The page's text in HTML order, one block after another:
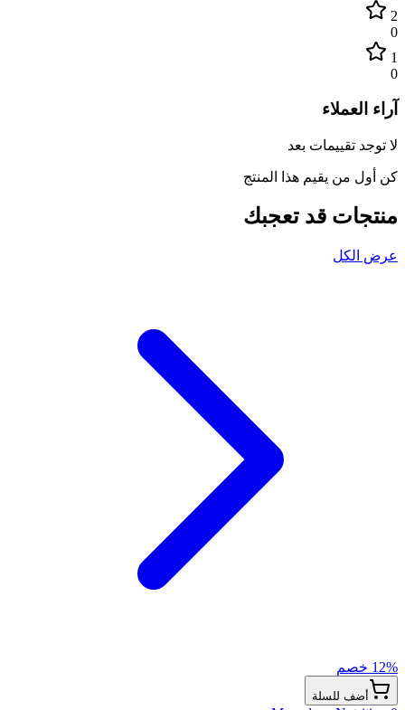
2
0
1
0
آراء العملاء
لا توجد تقييمات بعد
كن أول من يقيم هذا المنتج
منتجات قد تعجبك
عرض الكل
12% خصم
أضف للسلة